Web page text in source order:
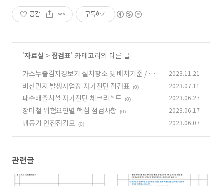
공감 구독하기
'자료실 > 점검표' 카테고리의 다른 글
가스누출감지경보기 설치장소 및 배치기준 / 점
검표 (0)
2023.11.21
비산먼지 발생사업장 자가진단 점검표 (0) 2023.07.11
폐수배출시설 자가진단 체크리스트 (0) 2023.06.27
장마철 위험요인별 핵심 점검사항 (0) 2023.06.17
냉동기 안전점검표 (0) 2023.06.07
관련글